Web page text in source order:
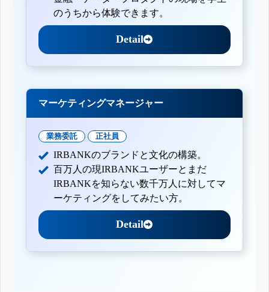
のうちから体験できます。
Detail
マーケティングマネージャー
業務委託 正社員
IRBANKのブランドと文化の構築。
百万人の現IRBANKユーザーとまだ
IRBANKを知らない数千万人に対してマ
ーケティングをしてみたい方。
Detail